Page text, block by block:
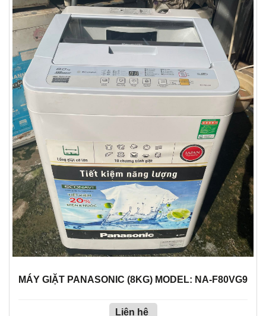
MÁY GIẶT PANASONIC (8KG) MODEL: NA-F80VG9
Liên hệ